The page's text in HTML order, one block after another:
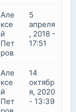
Але
ксе
й
Пет
ров
5
апреля
, 2018 -
17:51
Але
ксе
й
Пет
14
октябр
я, 2020
- 13:39